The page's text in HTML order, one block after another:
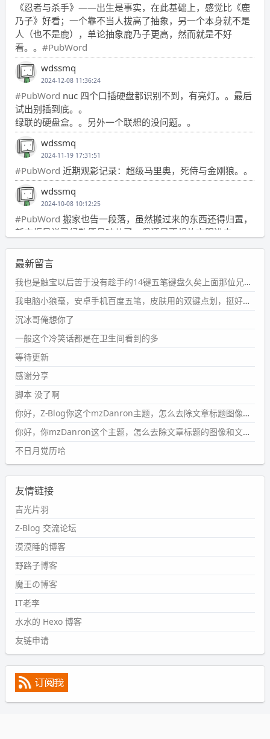
《忍者与杀手》——出生是事实，在此基础上，感觉比《鹿
乃子》好看；一个靠不当人拔高了抽象，另一个本身就不是
人（也不是鹿），单论抽象鹿乃子更高，然而就是不好
看。。 #PubWord
wdssmq
2024-12-08 11:36:24
#PubWord nuc 四个口插硬盘都识别不到，有亮灯。。最后
试出别插到底。。
绿联的硬盘盒。。另外一个联想的没问题。。
wdssmq
2024-11-19 17:31:51
#PubWord 近期观影记录：超级马里奥，死侍与金刚狼。。
wdssmq
2024-10-08 10:12:25
#PubWord 搬家也告一段落，虽然搬过来的东西还得归置，
新衣柜虽说已经散俩月味儿了，但还是不想放衣服进去。
wdssmq
2024-09-23 21:00:49
#PubWord要不我每年汇总整理一次？？碎雨集_沉冰浮水_
第1页https://www.wdssmq.com/tag/%E7%A2%8E%E9%9
B%A8%E9%9B%86/
wdssmq
2024-09-23 20:58:40
#PubWord
条嘟？？？？
wdssmq
2024-09-15 10:32:07
#PubWordVSCode 内 git 操作卡住的时候没办法主动取消
一直是个痛点，一般都是推送或拉取，今天连提交都卡
了。。
wdssmq
2024-09-11 08:45:43
#PubWord
然后天凉了，为了应对踢被子买了睡袋，不知道 1.2 米会不
会略窄。。
wdssmq
2024-09-09 19:43:00
#PubWord
表，21 年 11 月底发现 B 站上线了这部，直到前几天才看
完，还是分两次看的。。接下来有五项是 2019 年的，都是
电影 —— 略长的待办列表。。
最新留言
我也是触宝以后苦于没有趁手的14键五笔键盘久矣上面那位兄台用的百度双键点划布局我也用过很久，那个皮肤做得很粗糙，个别键位的触发区域是错位的，快速打字时很容易出错，修改它的皮肤文件校正后勉强能用，但早年出的皮肤分辨率太低，实在谈不上美观。百度小米定制版的商店里有一个"小黑板"皮肤还不错(百度官方输入法商店里没有)，但那个风格我不喜欢这两天找到了一个叫"森林集"的公众号，开发了海量的皮肤，很多都有14键版本，付费但很便宜，几块钱，终于有自己满意的输入法了搜了一下，这个工作室还是百度的官方合作伙伴，不知道为什么14键作品都不在官方商店上架，难道是百度官方在刻意放弃14键？
我电脑小狼毫，安卓手机百度五笔，皮肤用的双键点划，挺好的。
沉冰哥俺想你了
一般这个冷笑话都是在卫生间看到的多
等待更新
感谢分享
脚本 没了啊
你好，Z-Blog你这个mzDanron主题，怎么去除文章标题图像和文章摘要，仅显示标题，感谢回复！
你好，你mzDanron这个主题，怎么去除文章标题的图像和文章摘要！仅显示标题，感谢回复解决！
不日月觉历哈
友情链接
吉光片羽
Z-Blog 交流论坛
漠漠睡的博客
野路子博客
魔王の博客
IT老李
水水的 Hexo 博客
友链申请